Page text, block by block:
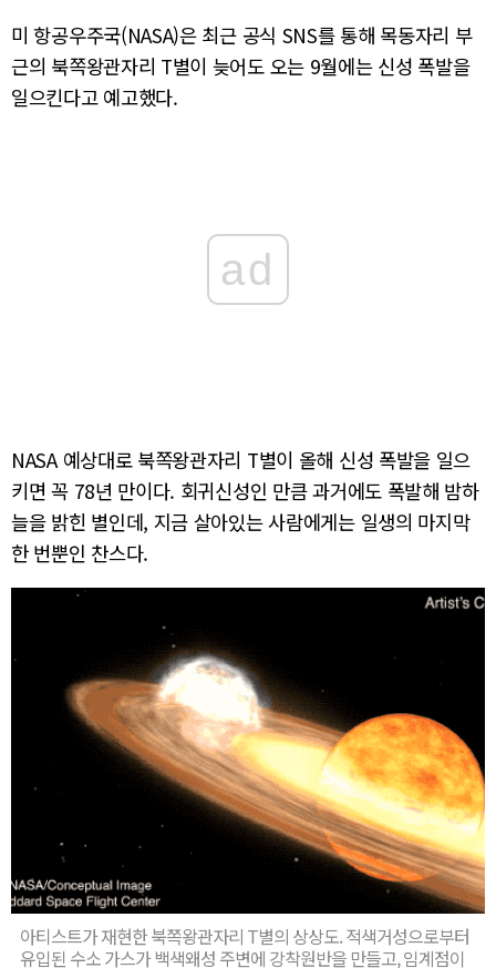
미 항공우주국(NASA)은 최근 공식 SNS를 통해 목동자리 부
근의 북쪽왕관자리 T별이 늦어도 오는 9월에는 신성 폭발을
일으킨다고 예고했다.
ad
NASA 예상대로 북쪽왕관자리 T별이 올해 신성 폭발을 일으
키면 꼭 78년 만이다. 회귀신성인 만큼 과거에도 폭발해 밤하
늘을 밝힌 별인데, 지금 살아있는 사람에게는 일생의 마지막
한 번뿐인 찬스다.
아티스트가 재현한 북쪽왕관자리 T별의 상상도. 적색거성으로부터
유입된 수소 가스가 백색왜성 주변에 강착원반을 만들고, 임계점이